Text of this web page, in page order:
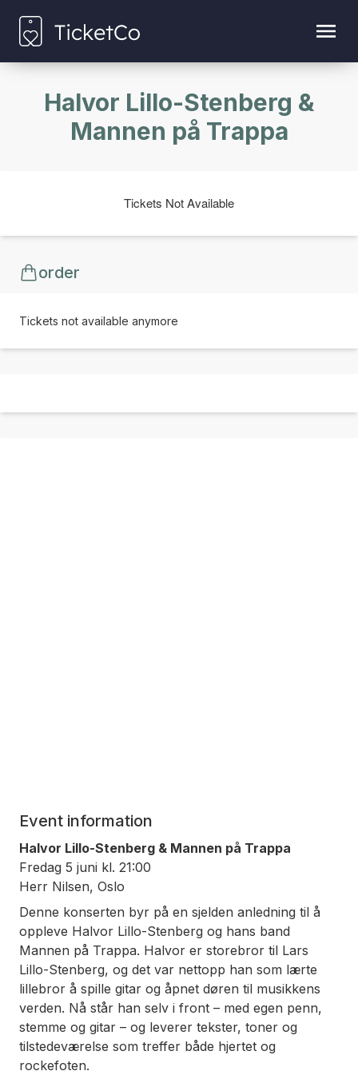
Halvor Lillo-Stenberg &
Mannen på Trappa
Tickets Not Available
order
Tickets not available anymore
Event information
Halvor Lillo-Stenberg & Mannen på Trappa
Fredag 5 juni kl. 21:00
Herr Nilsen, Oslo
Denne konserten byr på en sjelden anledning til å
oppleve Halvor Lillo-Stenberg og hans band
Mannen på Trappa. Halvor er storebror til Lars
Lillo-Stenberg, og det var nettopp han som lærte
lillebror å spille gitar og åpnet døren til musikkens
verden. Nå står han selv i front – med egen penn,
stemme og gitar – og leverer tekster, toner og
tilstedeværelse som treffer både hjertet og
rockefoten.